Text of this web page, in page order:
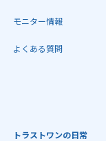
モニター情報
よくある質問
トラストワンの日常